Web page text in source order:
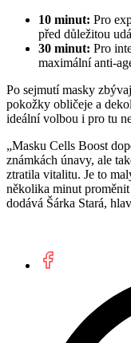
10 minut: Pro
před důležitou
30 minut: Pro
maximální anti-
Po sejmutí masky
pokožky obličeje a
ideální volbou i pro tu
„Masku Cells Boost
známkách únavy, ale
ztratila vitalitu. Je to
několika minut
dodává Šárka Stará,